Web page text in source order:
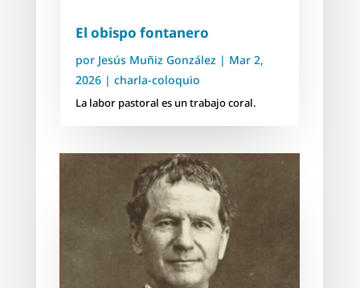
El obispo fontanero
por Jesús Muñiz González| Mar 2,
2026| charla-coloquio
La labor pastoral es un trabajo coral.